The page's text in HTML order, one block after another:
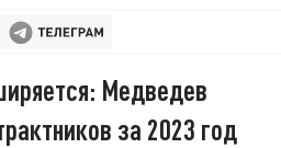
Медведев
за 2023 год